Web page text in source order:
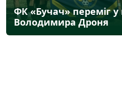
ФК «Бучач» переміг у
Володимира Дроня